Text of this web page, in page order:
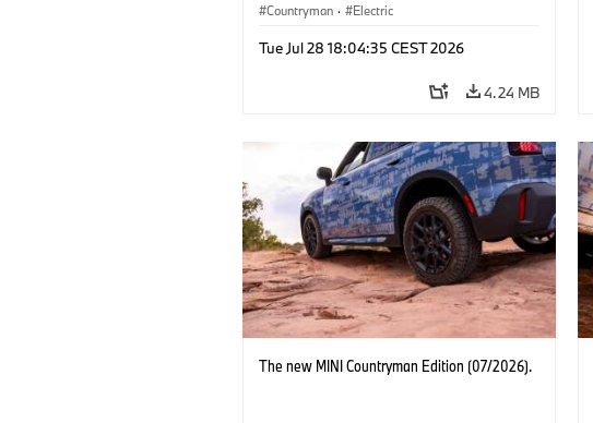
Countryman · Electric
Tue Jul 28 18:04:35 CEST 2026
4.24 MB
The new MINI Countryman Edition (07/2026).